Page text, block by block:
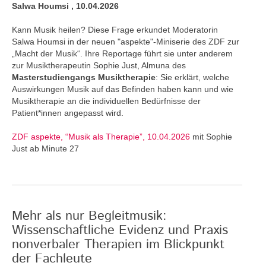
Salwa Houmsi , 10.04.2026
Kann Musik heilen? Diese Frage erkundet Moderatorin
Salwa Houmsi in der neuen "aspekte"-Miniserie des ZDF zur
„Macht der Musik“. Ihre Reportage führt sie unter anderem
zur Musiktherapeutin Sophie Just, Almuna des
Masterstudiengangs Musiktherapie: Sie erklärt, welche
Auswirkungen Musik auf das Befinden haben kann und wie
Musiktherapie an die individuellen Bedürfnisse der
Patient*innen angepasst wird.
ZDF aspekte, “Musik als Therapie”, 10.04.2026 mit Sophie
Just ab Minute 27
Mehr als nur Begleitmusik:
Wissenschaftliche Evidenz und Praxis
nonverbaler Therapien im Blickpunkt
der Fachleute